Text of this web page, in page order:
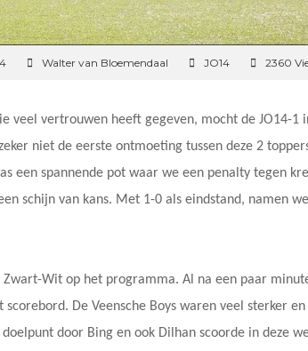
Walter van Bloemendaal JO14 2360
veel vertrouwen heeft gegeven, mocht de JO14-1
niet de eerste ontmoeting tussen deze 2
een spannende pot waar we een penalty tegen
schijn van kans. Met 1-0 als eindstand, namen
Wit op het programma. Al na een paar
De Veensche Boys waren veel sterker
door Bing en ook Dilhan scoorde in deze